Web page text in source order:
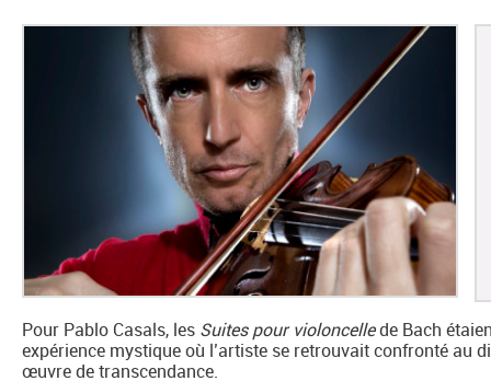
Pour Pablo Casals, les Suites pour violoncellede Bach
expérience mystique où l’artiste se retrouvait confronté au
œuvre de transcendance.